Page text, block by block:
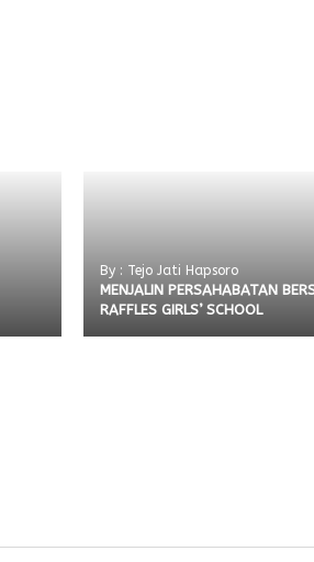
By : Tejo Jati Hapsoro
MENJALIN PERSAHABATAN
RAFFLES GIRLS’ SCHOOL